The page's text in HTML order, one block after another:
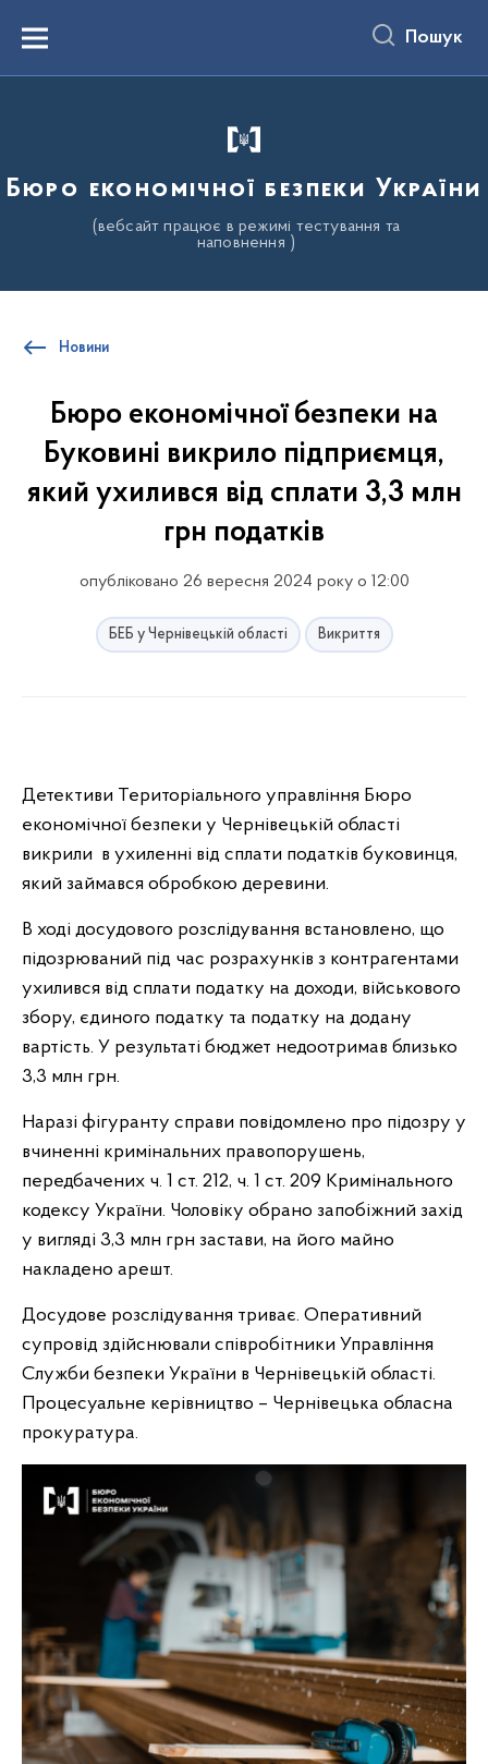
вмістуMenu Пошук
Бюро економічної безпеки України
(вебсайт працює в режимі тестування та
наповнення )
Новини
Бюро економічної безпеки на
Буковині викрило підприємця,
який ухилився від сплати 3,3 млн
грн податків
опубліковано 26 вересня 2024 року о 12:00
БЕБ у Чернівецькій області Викриття
Детективи Територіального управління Бюро
економічної безпеки у Чернівецькій області
викрили в ухиленні від сплати податків буковинця,
який займався обробкою деревини.
В ході досудового розслідування встановлено, що
підозрюваний під час розрахунків з контрагентами
ухилився від сплати податку на доходи, військового
збору, єдиного податку та податку на додану
вартість. У результаті бюджет недоотримав близько
3,3 млн грн.
Наразі фігуранту справи повідомлено про підозру у
вчиненні кримінальних правопорушень,
передбачених ч. 1 ст. 212, ч. 1 ст. 209 Кримінального
кодексу України. Чоловіку обрано запобіжний захід
у вигляді 3,3 млн грн застави, на його майно
накладено арешт.
Досудове розслідування триває. Оперативний
супровід здійснювали співробітники Управління
Служби безпеки України в Чернівецькій області.
Процесуальне керівництво – Чернівецька обласна
прокуратура.